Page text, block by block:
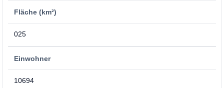
Fläche (km²)
025
Einwohner
10694